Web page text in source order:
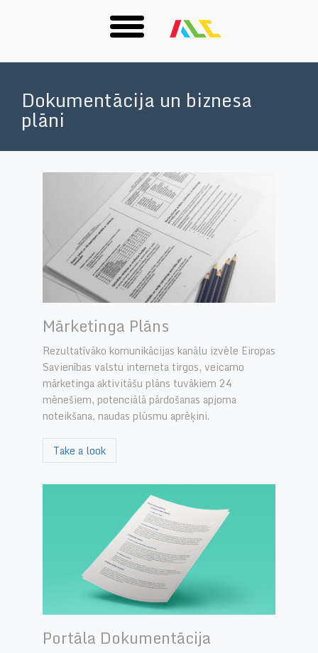
content
Dokumentācija un biznesa
plāni
Mārketinga Plāns
Rezultatīvāko komunikācijas kanālu izvēle Eiropas
Savienības valstu interneta tirgos, veicamo
mārketinga aktivitāšu plāns tuvākiem 24
mēnešiem, potenciālā pārdošanas apjoma
noteikšana, naudas plūsmu aprēķini.
Take a look
Portāla Dokumentācija